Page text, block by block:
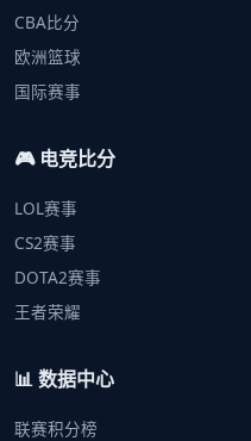
CBA比分
欧洲篮球
国际赛事
🎮 电竞比分
LOL赛事
CS2赛事
DOTA2赛事
王者荣耀
📊 数据中心
联赛积分榜